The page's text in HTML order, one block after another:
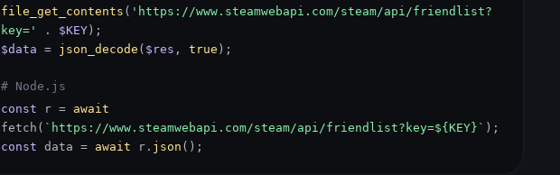
file_get_contents ( 'https://www.steamwebapi.com/steam/api/friendlist?
key='
. $KEY );
$data = json_decode ( $res , true );
# Node.js
const r = await
fetch( `https://www.steamwebapi.com/steam/api/friendlist?key=${KEY}` );
const data = await r. json ();